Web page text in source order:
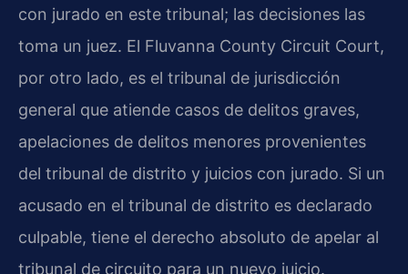
con jurado en este tribunal; las decisiones las
toma un juez. El Fluvanna County Circuit Court,
por otro lado, es el tribunal de jurisdicción
general que atiende casos de delitos graves,
apelaciones de delitos menores provenientes
del tribunal de distrito y juicios con jurado. Si un
acusado en el tribunal de distrito es declarado
culpable, tiene el derecho absoluto de apelar al
tribunal de circuito para un nuevo juicio.